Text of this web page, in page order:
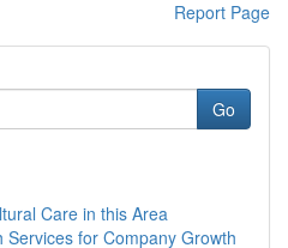
Report Page
Go
Care in this Area
Services for Company Growth